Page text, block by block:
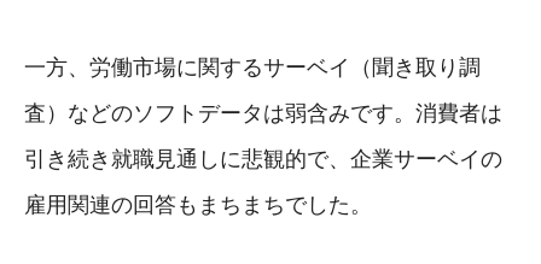
一方、労働市場に関するサーベイ（聞き取り調
査）などのソフトデータは弱含みです。消費者は
引き続き就職見通しに悲観的で、企業サーベイの
雇用関連の回答もまちまちでした。